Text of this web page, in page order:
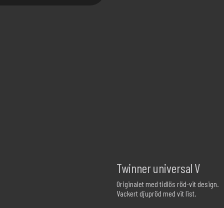
Twinner universal V
Originalet med tidlös röd-vit design.
Vackert djupröd med vit list.